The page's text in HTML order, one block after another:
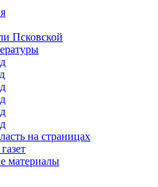
Псковской
на страницах
материалы